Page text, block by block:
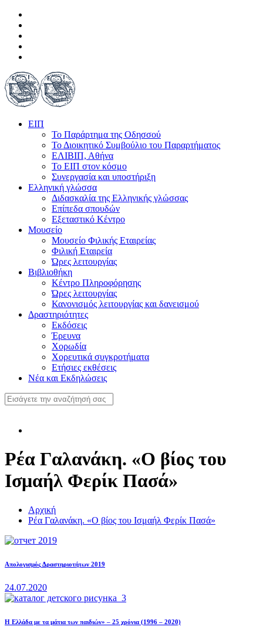
ΕΙΠ
Το Παράρτημα της Οδησσού
Το Διοικητικό Συμβούλιο του Παραρτήματος
ΕΛΙΒΙΠ, Αθήνα
Το ΕΙΠ στον κόσμο
Συνεργασία και υποστήριξη
Ελληνική γλώσσα
Διδασκαλία της Ελληνικής γλώσσας
Επίπεδα σπουδών
Εξεταστικό Κέντρο
Μουσείο
Μουσείο Φιλικής Εταιρείας
Φιλική Εταιρεία
Ώρες λειτουργίας
Βιβλιοθήκη
Κέντρο Πληροφόρησης
Ώρες λειτουργίας
Κανονισμός λειτουργίας και δανεισμού
Δραστηριότητες
Εκδόσεις
Έρευνα
Χορωδία
Χορευτικά συγκροτήματα
Ετήσιες εκθέσεις
Νέα και Εκδηλώσεις
Ρέα Γαλανάκη. «Ο βίος του
Ισμαήλ Φερίκ Πασά»
Αρχική
Ρέα Γαλανάκη. «Ο βίος του Ισμαήλ Φερίκ Πασά»
Απολογισμός Δραστηριοτήτων 2019
24.07.2020
Η Ελλάδα με τα μάτια των παιδιών» – 25 χρόνια (1996 – 2020)